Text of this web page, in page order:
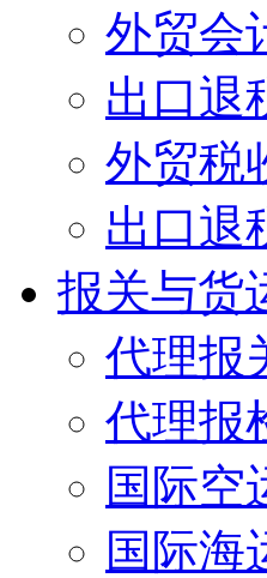
外贸会
出口退
外贸税
出口退
报关与货
代理报
代理报
国际空
国际海